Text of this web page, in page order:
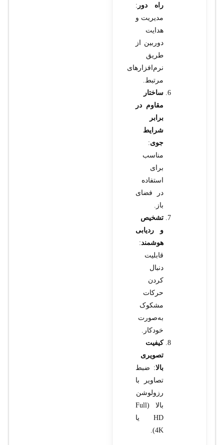
راه دور :
مدیریت و
هدایت
دوربین از
طریق
نرم‌افزارهای
مرتبط.
ساختار
مقاوم در
برابر
شرایط
جوی:
مناسب
برای
استفاده
در فضای
باز.
تشخیص
و ردیابی
هوشمند:
قابلیت
دنبال
کردن
حرکات
مشکوک
به‌صورت
خودکار.
کیفیت
تصویری
بالا: ضبط
تصاویر با
رزولوشن
بالا (Full
HD یا
4K).